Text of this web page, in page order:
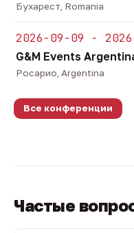
Бухарест, Romania
2026-09-09 -
G&M Events
Росарио, Argentina
Все конференции
Частые